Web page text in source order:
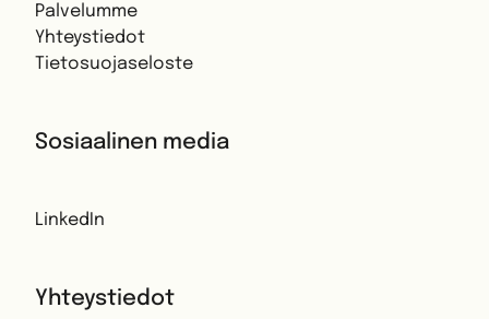
Palvelumme
Yhteystiedot
Tietosuojaseloste
Sosiaalinen media
LinkedIn
Yhteystiedot